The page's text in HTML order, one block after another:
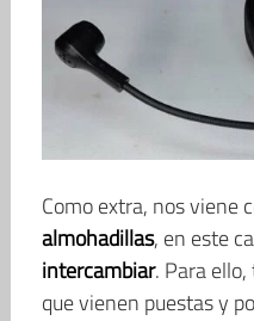
Como extra, nos viene
almohadillas, en este
intercambiar. Para
que vienen puestas y